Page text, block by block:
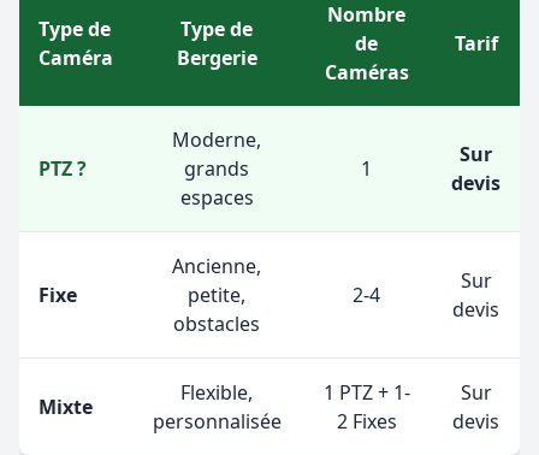
Type de
Caméra
Type de
Bergerie
Nombre
de
Caméras
Tarif
PTZ ?
Moderne,
grands
espaces
1
Sur
devis
Fixe
Ancienne,
petite,
obstacles
2-4
Sur
devis
Mixte
Flexible,
personnalisée
1 PTZ + 1-
2 Fixes
Sur
devis